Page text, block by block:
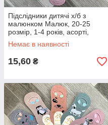
Підслідники дитячі х/б з
малюнком Малюк, 20-25
розмір, 1-4 років, асорті,
З-508-3
Немає в наявності
15,60 ₴